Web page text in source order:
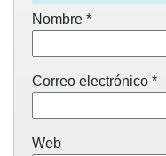
Nombre *
Correo electrónico *
Web